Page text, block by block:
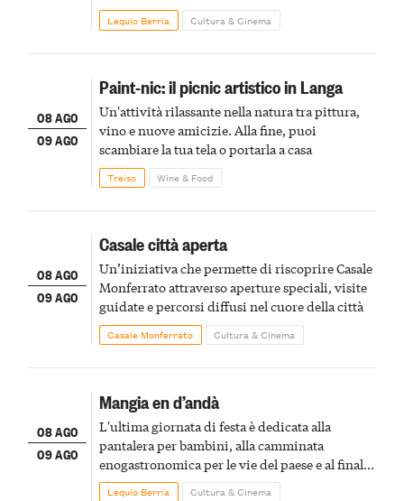
Lequio Berria Cultura & Cinema
08 AGO
09 AGO
Paint-nic: il picnic artistico in Langa
Un'attività rilassante nella natura tra pittura,
vino e nuove amicizie. Alla fine, puoi
scambiare la tua tela o portarla a casa
Treiso Wine & Food
08 AGO
09 AGO
Casale città aperta
Un’iniziativa che permette di riscoprire Casale
Monferrato attraverso aperture speciali, visite
guidate e percorsi diffusi nel cuore della città
Casale Monferrato Cultura & Cinema
08 AGO
09 AGO
Mangia en d’andà
L'ultima giornata di festa è dedicata alla
pantalera per bambini, alla camminata
enogastronomica per le vie del paese e al finale
pirotecnico
Lequio Berria Cultura & Cinema